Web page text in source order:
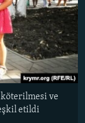
köterilmesi ve
etildi